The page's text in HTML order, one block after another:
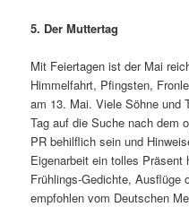
5. Der Muttertag
Mit Feiertagen ist der Mai
Himmelfahrt, Pfingsten,
am 13. Mai. Viele Söhne und
Tag auf die Suche nach dem
PR behilflich sein und
Eigenarbeit ein tolles
Frühlings-Gedichte, Ausflüge
empfohlen vom Deutschen